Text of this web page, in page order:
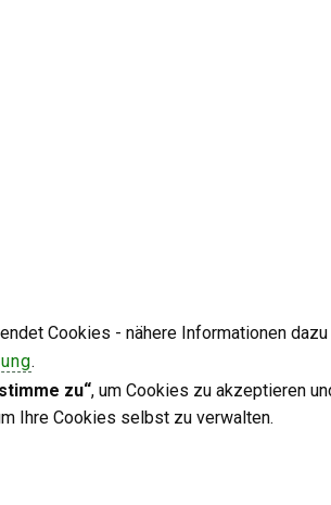
Cookies - nähere Informationen
.
zu“, um Cookies zu akzeptieren
Ihre Cookies selbst zu verwalten.